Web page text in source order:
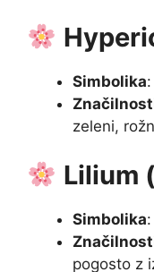
Simbolika
zeleni,
Lilium
Simbolika
pogosto z